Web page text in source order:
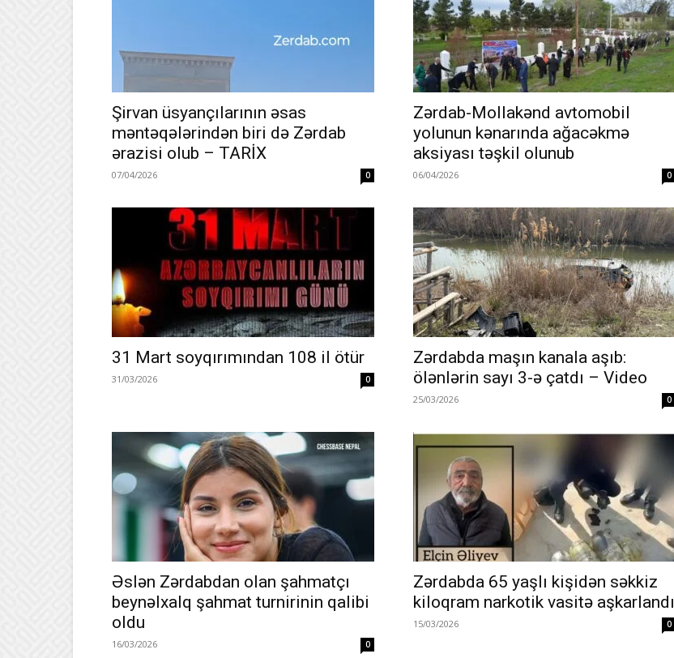
Şirvan üsyançılarının əsas
məntəqələrindən biri də Zərdab
ərazisi olub – TARİX
07/04/2026 0
Zərdab-Mollakənd avtomobil
yolunun kənarında ağacəkmə
aksiyası təşkil olunub
06/04/2026 0
31 Mart soyqırımından 108 il ötür
31/03/2026 0
Zərdabda maşın kanala aşıb:
ölənlərin sayı 3-ə çatdı – Video
25/03/2026 0
Əslən Zərdabdan olan şahmatçı
beynəlxalq şahmat turnirinin qalibi
oldu
16/03/2026 0
Zərdabda 65 yaşlı kişidən səkkiz
kiloqram narkotik vasitə aşkarlandı
15/03/2026 0